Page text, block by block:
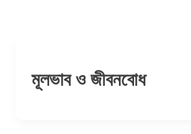
মূলভাব ও জীবনবোধ